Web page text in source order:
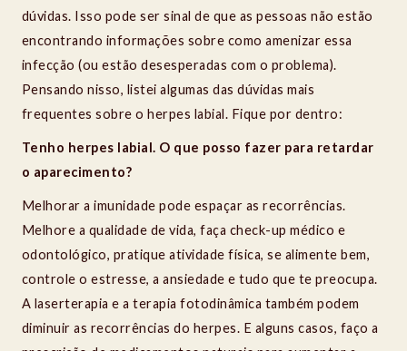
dúvidas. Isso pode ser sinal de que as pessoas não estão
encontrando informações sobre como amenizar essa
infecção (ou estão desesperadas com o problema).
Pensando nisso, listei algumas das dúvidas mais
frequentes sobre o herpes labial. Fique por dentro:
Tenho herpes labial. O que posso fazer para retardar
o aparecimento?
Melhorar a imunidade pode espaçar as recorrências.
Melhore a qualidade de vida, faça check-up médico e
odontológico, pratique atividade física, se alimente bem,
controle o estresse, a ansiedade e tudo que te preocupa.
A laserterapia e a terapia fotodinâmica também podem
diminuir as recorrências do herpes. E alguns casos, faço a